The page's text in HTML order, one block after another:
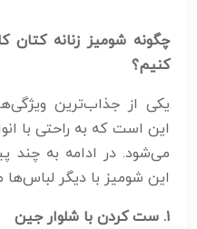
چگونه شومیز زنانه کتان
کنیم؟
یکی از جذاب‌ترین
این است که به راحتی با
می‌شود. در ادامه به چند
این شومیز با دیگر لباس‌ها
۱.ست کردن با شلوار جین